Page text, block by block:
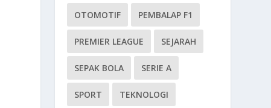
OTOMOTIF PEMBALAP F1
PREMIER LEAGUE SEJARAH
SEPAK BOLA SERIE A
SPORT TEKNOLOGI